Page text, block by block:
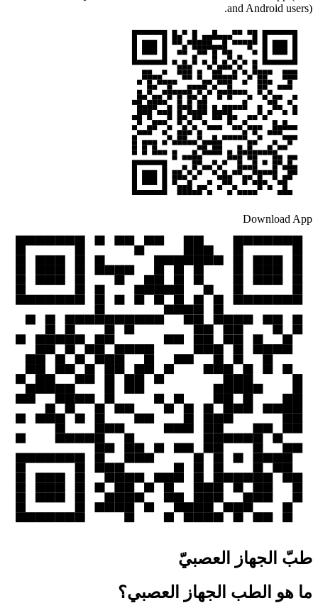
and Android users).
Download App
طبّ الجهاز العصبيّ
ما هو الطب الجهاز العصبي؟